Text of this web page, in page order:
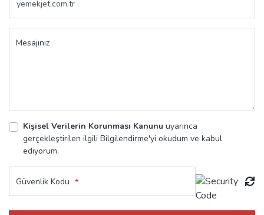
Mesajınız
Kişisel Verilerin Korunması Kanunu uyarınca
gerçekleştirilen ilgili Bilgilendirme'yi okudum ve kabul
ediyorum.
Güvenlik Kodu *